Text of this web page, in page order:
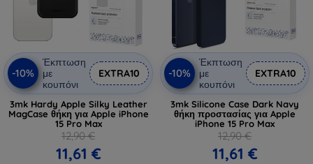
-10%
Έκπτωση
με
κουπόνι
EXTRA10
3mk Hardy Apple Silky Leather
MagCase θήκη για Apple iPhone
15 Pro Max
12,90 €
11,61 €
-10%
Έκπτωση
με
κουπόνι
EXTRA10
3mk Silicone Case Dark Navy
θήκη προστασίας για Apple
iPhone 15 Pro Max
12,90 €
11,61 €